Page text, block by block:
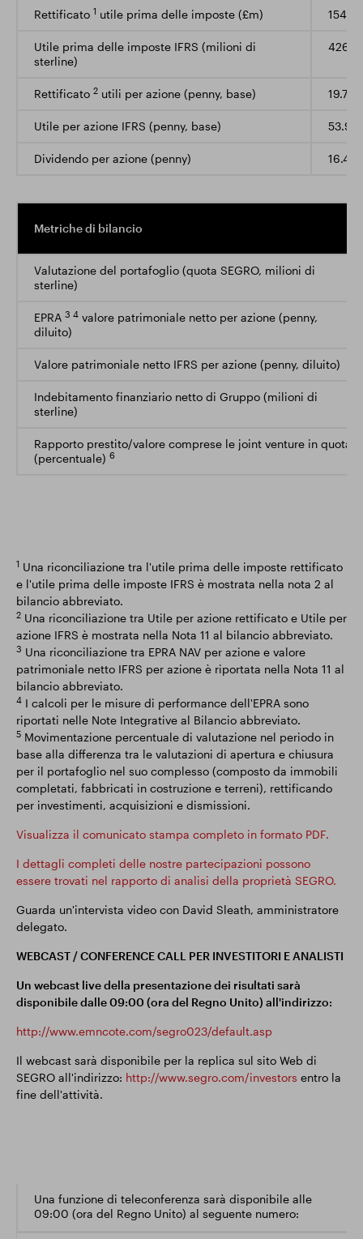
Rettificato 1 utile prima delle imposte (£m) 154.5
Utile prima delle imposte IFRS (milioni di
sterline)
426.4
Rettificato 2 utili per azione (penny, base) 19.7
Utile per azione IFRS (penny, base) 53.9
Dividendo per azione (penny) 16.4
Metriche di bilancio
Valutazione del portafoglio (quota SEGRO, milioni di
sterline)
EPRA 3 4 valore patrimoniale netto per azione (penny,
diluito)
Valore patrimoniale netto IFRS per azione (penny, diluito)
Indebitamento finanziario netto di Gruppo (milioni di
sterline)
Rapporto prestito/valore comprese le joint venture in quota
(percentuale) 6
1 Una riconciliazione tra l'utile prima delle imposte rettificato
e l'utile prima delle imposte IFRS è mostrata nella nota 2 al
bilancio abbreviato.
2 Una riconciliazione tra Utile per azione rettificato e Utile per
azione IFRS è mostrata nella Nota 11 al bilancio abbreviato.
3 Una riconciliazione tra EPRA NAV per azione e valore
patrimoniale netto IFRS per azione è riportata nella Nota 11 al
bilancio abbreviato.
4 I calcoli per le misure di performance dell'EPRA sono
riportati nelle Note Integrative al Bilancio abbreviato.
5 Movimentazione percentuale di valutazione nel periodo in
base alla differenza tra le valutazioni di apertura e chiusura
per il portafoglio nel suo complesso (composto da immobili
completati, fabbricati in costruzione e terreni), rettificando
per investimenti, acquisizioni e dismissioni.
Visualizza il comunicato stampa completo in formato PDF.
I dettagli completi delle nostre partecipazioni possono
essere trovati nel rapporto di analisi della proprietà SEGRO.
Guarda un'intervista video con David Sleath, amministratore
delegato.
WEBCAST / CONFERENCE CALL PER INVESTITORI E ANALISTI
Un webcast live della presentazione dei risultati sarà
disponibile dalle 09:00 (ora del Regno Unito) all'indirizzo:
http://www.emncote.com/segro023/default.asp
Il webcast sarà disponibile per la replica sul sito Web di
SEGRO all'indirizzo: http://www.segro.com/investors entro la
fine dell'attività.
Una funzione di teleconferenza sarà disponibile alle
09:00 (ora del Regno Unito) al seguente numero: